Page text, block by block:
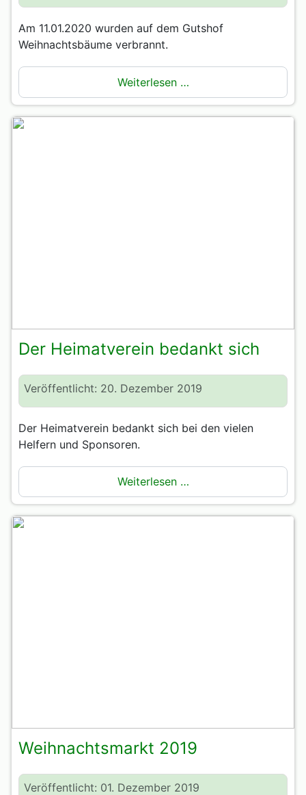
Am 11.01.2020 wurden auf dem Gutshof
Weihnachtsbäume verbrannt.
Weiterlesen …
Der Heimatverein bedankt sich
Veröffentlicht: 20. Dezember 2019
Der Heimatverein bedankt sich bei den vielen
Helfern und Sponsoren.
Weiterlesen …
Weihnachtsmarkt 2019
Veröffentlicht: 01. Dezember 2019